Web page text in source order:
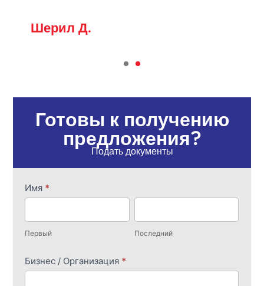
Кимберли Н.
Готовы к получению
предложения?
Подать документы
Цитата
из
перевода
Имя *
Первый Последний
Бизнес / Организация *